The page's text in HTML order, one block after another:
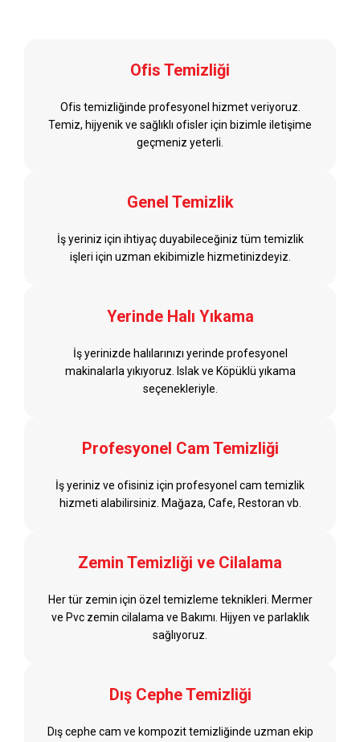
Ofis Temizliği
Ofis temizliğinde profesyonel hizmet veriyoruz.
Temiz, hijyenik ve sağlıklı ofisler için bizimle iletişime
geçmeniz yeterli.
Genel Temizlik
İş yeriniz için ihtiyaç duyabileceğiniz tüm temizlik
işleri için uzman ekibimizle hizmetinizdeyiz.
Yerinde Halı Yıkama
İş yerinizde halılarınızı yerinde profesyonel
makinalarla yıkıyoruz. Islak ve Köpüklü yıkama
seçenekleriyle.
Profesyonel Cam Temizliği
İş yeriniz ve ofisiniz için profesyonel cam temizlik
hizmeti alabilirsiniz. Mağaza, Cafe, Restoran vb.
Zemin Temizliği ve Cilalama
Her tür zemin için özel temizleme teknikleri. Mermer
ve Pvc zemin cilalama ve Bakımı. Hijyen ve parlaklık
sağlıyoruz.
Dış Cephe Temizliği
Dış cephe cam ve kompozit temizliğinde uzman ekip